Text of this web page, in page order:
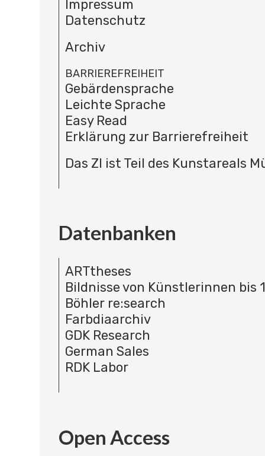
Impressum
Datenschutz
Archiv
BARRIEREFREIHEIT
Gebärdensprache
Leichte Sprache
Easy Read
Erklärung zur Barrierefreiheit
Das ZI ist Teil des Kunstareals
Datenbanken
ARTtheses
Bildnisse von Künstlerinnen bis
Böhler re:search
Farbdiaarchiv
GDK Research
German Sales
RDK Labor
Open Access